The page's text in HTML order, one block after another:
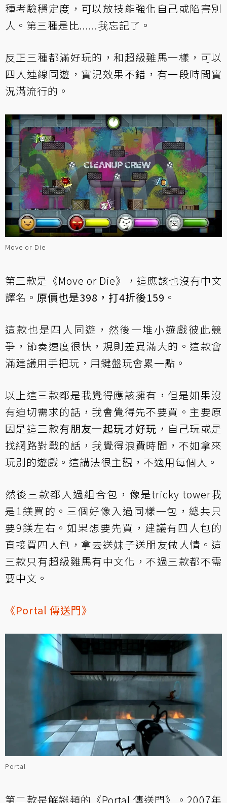
種考驗穩定度，可以放技能強化自己或陷害別
人。第三種是比......我忘記了。
反正三種都滿好玩的，和超級雞馬一樣，可以
四人連線同遊，實況效果不錯，有一段時間實
況滿流行的。
Move or Die
第三款是《Move or Die》，這應該也沒有中文
譯名。 原價也是398，打4折後159 。
這款也是四人同遊，然後一堆小遊戲彼此競
爭，節奏速度很快，規則差異滿大的。這款會
滿建議用手把玩，用鍵盤玩會累一點。
以上這三款都是我覺得應該擁有，但是如果沒
有迫切需求的話，我會覺得先不要買。主要原
因是這三款有朋友一起玩才好玩 ，自己玩或是
找網路對戰的話，我覺得浪費時間，不如拿來
玩別的遊戲。這講法很主觀，不適用每個人。
然後三款都入過組合包，像是tricky tower我
是1鎂買的。三個好像入過同樣一包，總共只
要9鎂左右。如果想要先買，建議有四人包的
直接買四人包，拿去送妹子送朋友做人情。這
三款只有超級雞馬有中文化，不過三款都不需
要中文。
《Portal 傳送門》
Portal
第二款是解謎類的《Portal 傳送門》。2007年